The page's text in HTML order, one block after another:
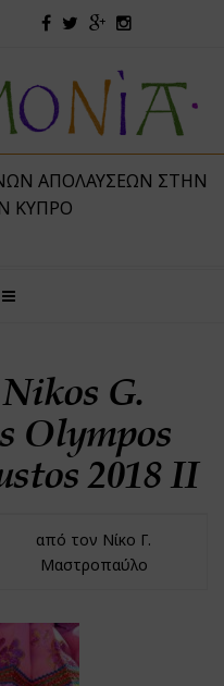
ΑΠΟΛΑΎΣΕΩΝ ΣΤΗΝ
ΚΎΠΡΟ
G.
Olympos
2018 II
από τον Νίκο Γ.
Μαστροπαύλο